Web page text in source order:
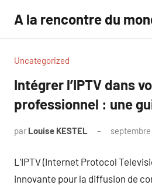
contenu
A la rencontre du
Uncategorized
Intégrer l’IPTV dans
professionnel : une
par Louise KESTEL
L’IPTV (Internet Protocol
innovante pour la diffusion de